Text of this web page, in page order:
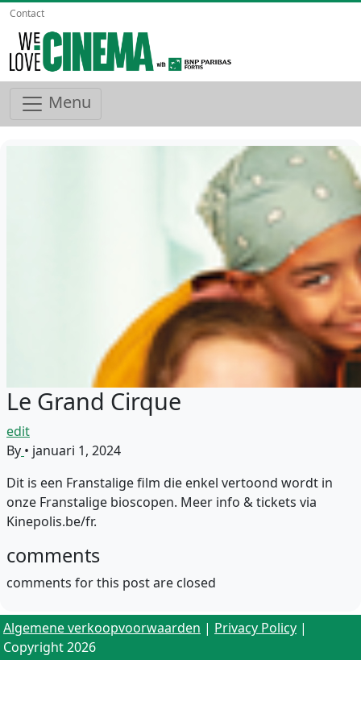
Contact
Menu
Le Grand Cirque
edit
By • januari 1, 2024
Dit is een Franstalige film die enkel vertoond wordt in
onze Franstalige bioscopen. Meer info & tickets via
Kinepolis.be/fr.
comments
comments for this post are closed
Algemene verkoopvoorwaarden | Privacy Policy |
Copyright 2026